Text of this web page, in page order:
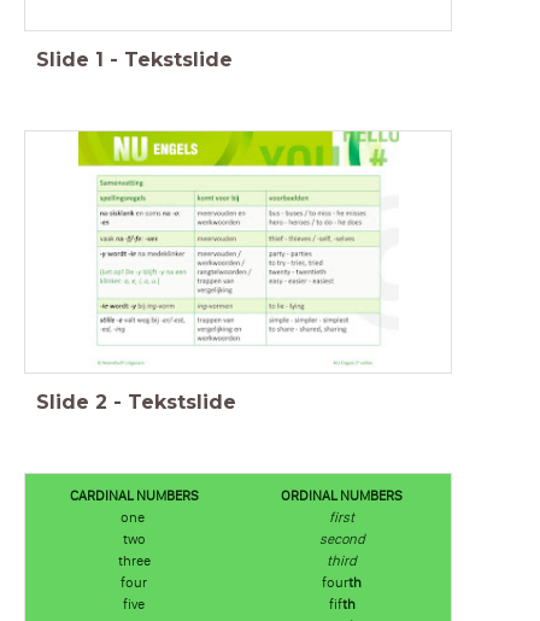
Slide 1 - Tekstslide
Slide 2 - Tekstslide
CARDINAL NUMBERS
one
two
three
four
five
ORDINAL NUMBERS
first
second
third
fourth
fifth